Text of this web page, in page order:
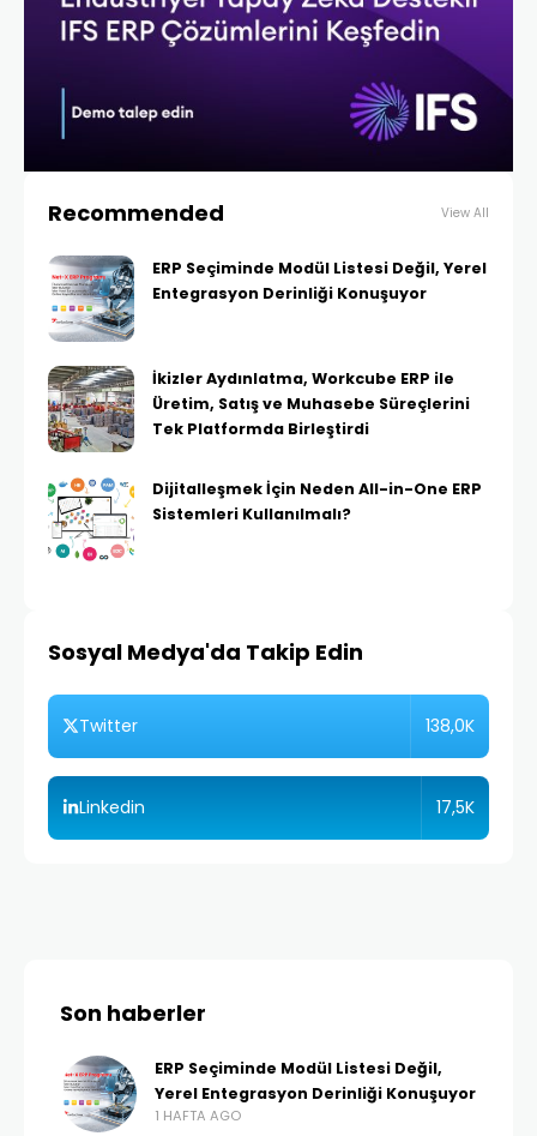
Recommended View All
ERP Seçiminde Modül Listesi Değil, Yerel
Entegrasyon Derinliği Konuşuyor
İkizler Aydınlatma, Workcube ERP ile
Üretim, Satış ve Muhasebe Süreçlerini
Tek Platformda Birleştirdi
Dijitalleşmek İçin Neden All-in-One ERP
Sistemleri Kullanılmalı?
Sosyal Medya'da Takip Edin
Twitter 138,0K
Linkedin 17,5K
Son haberler
ERP Seçiminde Modül Listesi Değil,
Yerel Entegrasyon Derinliği Konuşuyor
1 HAFTA AGO